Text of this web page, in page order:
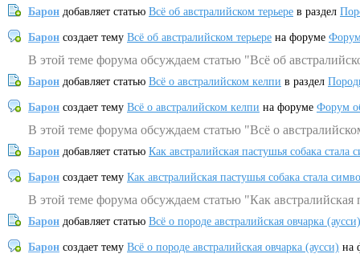
Барон добавляет статью Всё об австралийском терьере в раздел
Барон создает тему Всё об австралийском терьере на форуме
В этой теме форума обсуждаем статью "Всё об
Барон добавляет статью Всё о австралийском келпи в раздел
Барон создает тему Всё о австралийском келпи на форуме Форум
В этой теме форума обсуждаем статью "Всё о
Барон добавляет статью Как австралийская пастушья собака
Барон создает тему Как австралийская пастушья собака стала
В этой теме форума обсуждаем статью "Как
Барон добавляет статью Всё о породе австралийская овчарка (аусси)
Барон создает тему Всё о породе австралийская овчарка (аусси) на